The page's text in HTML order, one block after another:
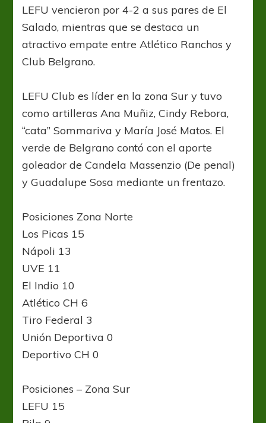
LEFU vencieron por 4-2 a sus pares de El
Salado, mientras que se destaca un
atractivo empate entre Atlético Ranchos y
Club Belgrano.
LEFU Club es líder en la zona Sur y tuvo
como artilleras Ana Muñiz, Cindy Rebora,
“cata” Sommariva y María José Matos. El
verde de Belgrano contó con el aporte
goleador de Candela Massenzio (De penal)
y Guadalupe Sosa mediante un frentazo.
Posiciones Zona Norte
Los Picas 15
Nápoli 13
UVE 11
El Indio 10
Atlético CH 6
Tiro Federal 3
Unión Deportiva 0
Deportivo CH 0
Posiciones – Zona Sur
LEFU 15